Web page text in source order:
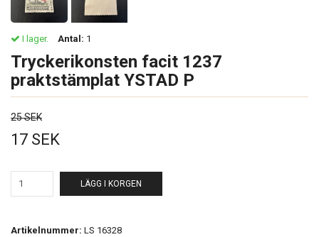
I lager. Antal: 1
Tryckerikonsten facit 1237
praktstämplat YSTAD P
25 SEK
17 SEK
LÄGG I KORGEN
Artikelnummer: LS 16328